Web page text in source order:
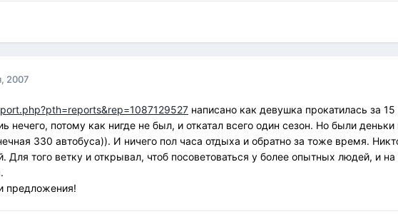
2007
написано как девушка прокатилась за 15
нечего, потому как нигде не был, и откатал всего один сезон. Но были
330 автобуса)). И ничего пол часа отдыха и обратно за тоже время.
Для того ветку и открывал, чтоб посоветоваться у более опытных людей, и
предложения!